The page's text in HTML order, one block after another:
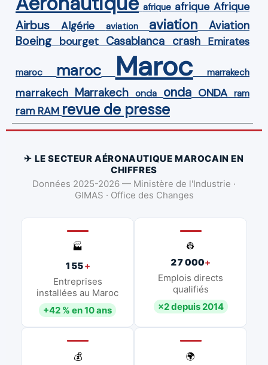
afrique afrique Afrique
Airbus Algérie aviation aviation Aviation
Boeing bourget Casablanca crash Emirates
maroc maroc Maroc marrakech
marrakech Marrakech onda onda ONDA ram
ram RAM revue de presse
✈ LE SECTEUR AÉRONAUTIQUE MAROCAIN EN
CHIFFRES
Données 2025-2026 — Ministère de l'Industrie ·
GIMAS · Office des Changes
🏭
155+
Entreprises
installées au Maroc
+42 % en 10 ans
👷
27 000+
Emplois directs
qualifiés
×2 depuis 2014
💰
🌍